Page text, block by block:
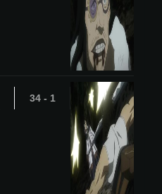
1 - 34